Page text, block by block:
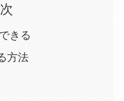
きる
方法